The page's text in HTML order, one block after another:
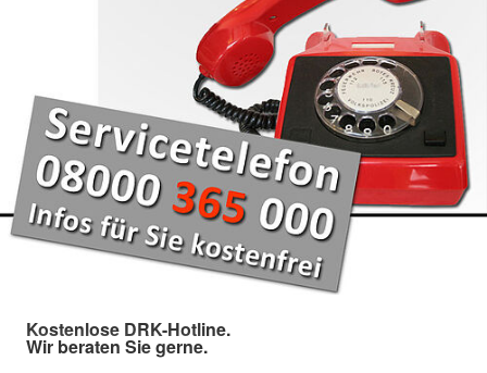
Kostenlose DRK-Hotline.
Wir beraten Sie gerne.